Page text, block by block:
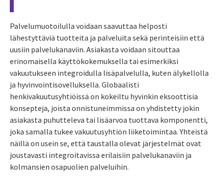
Palvelumuotoilulla voidaan saavuttaa helposti
lähestyttäviä tuotteita ja palveluita sekä perinteisiin että
uusiin palvelukanaviin. Asiakasta voidaan sitouttaa
erinomaisella käyttökokemuksella tai esimerkiksi
vakuutukseen integroidulla lisäpalvelulla, kuten älykellolla
ja hyvinvointisovelluksella. Globaalisti
henkivakuutusyhtiöissä on kokeiltu hyvinkin eksoottisia
konsepteja, joista onnistuneimmissa on yhdistetty jokin
asiakasta puhutteleva tai lisäarvoa tuottava komponentti,
joka samalla tukee vakuutusyhtiön liiketoimintaa. Yhteistä
näillä on usein se, että taustalla olevat järjestelmät ovat
joustavasti integroitavissa erilaisiin palvelukanaviin ja
kolmansien osapuolien palveluihin.